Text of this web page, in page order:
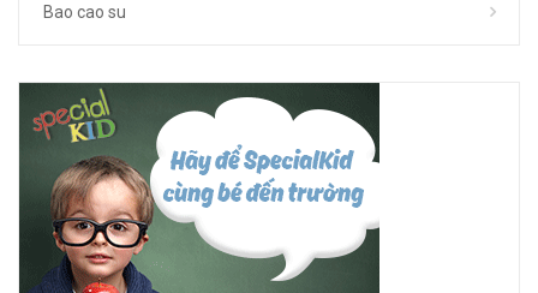
Bao cao su